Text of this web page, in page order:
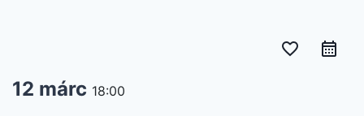
favorite_border
12 márc 18:00